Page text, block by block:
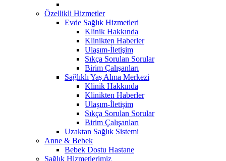
Özellikli Hizmetler
Evde Sağlık Hizmetleri
Klinik Hakkında
Klinikten Haberler
Ulaşım-İletişim
Sıkça Sorulan Sorular
Birim Çalışanları
Sağlıklı Yaş Alma Merkezi
Klinik Hakkında
Klinikten Haberler
Ulaşım-İletişim
Sıkça Sorulan Sorular
Birim Çalışanları
Uzaktan Sağlık Sistemi
Anne & Bebek
Bebek Dostu Hastane
Sağlık Hizmetlerimiz